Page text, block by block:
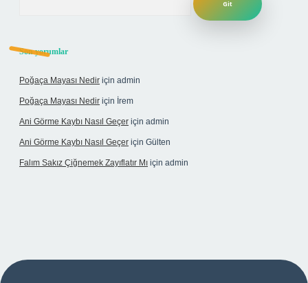
Son yorumlar
Poğaça Mayası Nedir için admin
Poğaça Mayası Nedir için İrem
Ani Görme Kaybı Nasıl Geçer için admin
Ani Görme Kaybı Nasıl Geçer için Gülten
Falım Sakız Çiğnemek Zayıflatır Mı için admin